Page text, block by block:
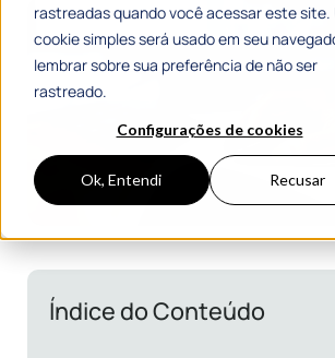
rastreadas quando você acessar este site.
cookie simples será usado em seu
lembrar sobre sua preferência de não ser
rastreado.
Configurações de cookies
Ok, Entendi Recusar
Índice do Conteúdo